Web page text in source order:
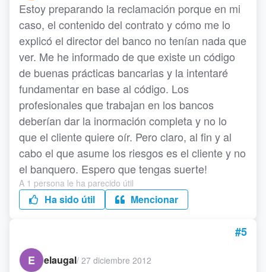
Estoy preparando la reclamación porque en mi
caso, el contenido del contrato y cómo me lo
explicó el director del banco no tenían nada que
ver. Me he informado de que existe un código
de buenas prácticas bancarias y la intentaré
fundamentar en base al código. Los
profesionales que trabajan en los bancos
deberían dar la inormación completa y no lo
que el cliente quiere oír. Pero claro, al fin y al
cabo el que asume los riesgos es el cliente y no
el banquero. Espero que tengas suerte!
A 1 persona le ha parecido útil
Ha sido útil Mencionar
#5
E
elaugal/ 27 diciembre 2012